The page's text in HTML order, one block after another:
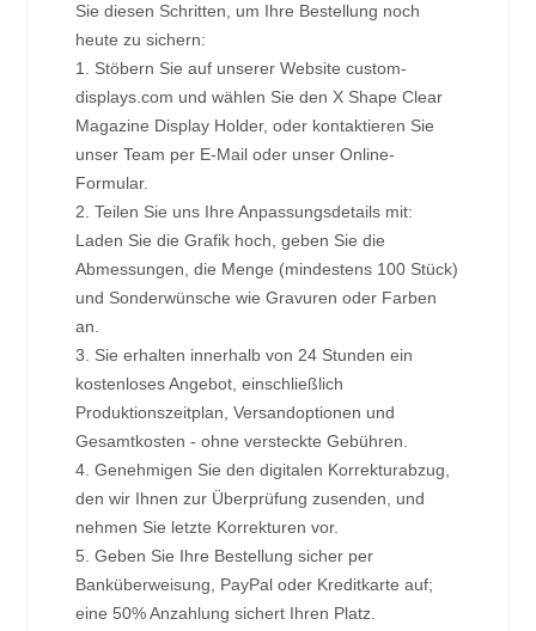
Sie diesen Schritten, um Ihre Bestellung noch
heute zu sichern:
1. Stöbern Sie auf unserer Website custom-
displays.com und wählen Sie den X Shape Clear
Magazine Display Holder, oder kontaktieren Sie
unser Team per E-Mail oder unser Online-
Formular.
2. Teilen Sie uns Ihre Anpassungsdetails mit:
Laden Sie die Grafik hoch, geben Sie die
Abmessungen, die Menge (mindestens 100 Stück)
und Sonderwünsche wie Gravuren oder Farben
an.
3. Sie erhalten innerhalb von 24 Stunden ein
kostenloses Angebot, einschließlich
Produktionszeitplan, Versandoptionen und
Gesamtkosten - ohne versteckte Gebühren.
4. Genehmigen Sie den digitalen Korrekturabzug,
den wir Ihnen zur Überprüfung zusenden, und
nehmen Sie letzte Korrekturen vor.
5. Geben Sie Ihre Bestellung sicher per
Banküberweisung, PayPal oder Kreditkarte auf;
eine 50% Anzahlung sichert Ihren Platz.